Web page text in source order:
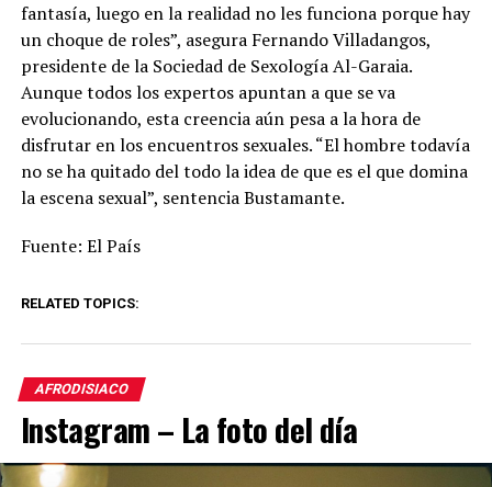
fantasía, luego en la realidad no les funciona porque hay
un choque de roles”, asegura Fernando Villadangos,
presidente de la Sociedad de Sexología Al-Garaia.
Aunque todos los expertos apuntan a que se va
evolucionando, esta creencia aún pesa a la hora de
disfrutar en los encuentros sexuales. “El hombre todavía
no se ha quitado del todo la idea de que es el que domina
la escena sexual”, sentencia Bustamante.
Fuente: El País
RELATED TOPICS:
AFRODISIACO
Instagram – La foto del día